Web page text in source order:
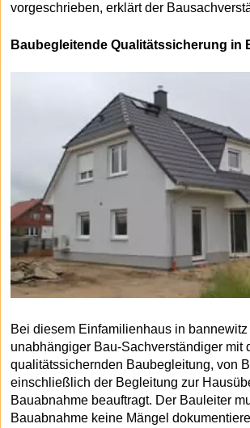
vorgeschrieben, erklärt der
Baubegleitende Qualitätssicherung in
Bei diesem Einfamilienhaus in
unabhängiger Bau-Sachverständiger mit
qualitätssichernden Baubegleitung, von
einschließlich der Begleitung zur
Bauabnahme beauftragt. Der Bauleiter
Bauabnahme keine Mängel